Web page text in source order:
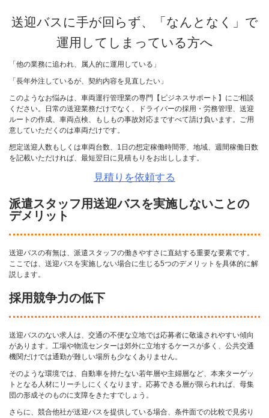
送迎バスに手が回らず、「なんとなく」で
運用してしまっている方へ
「他の業務に追われ、属人的に運用している」
「長年外注しているが、契約内容を見直したい」
このようなお悩みは、車両運行管理業の専門【ビジネスサポート】にご相談
ください。日常の送迎業務だけでなく、ドライバーの採用・労務管理、送迎
ルートの作成、車両点検、もしもの事故対応まですべて請け負います。ご用
意していただくのは車両だけです。
想定送迎人数もしくは車両台数、1日の想定稼働時間帯、地域、週間稼働日数
を記載いただければ、最短翌日に見積もりをお出しします。
見積りを依頼する
派遣スタッフ用送迎バスを実施しないことの
デメリット
送迎バスの有無は、派遣スタッフの働きやすさに直結する重要な要素です。
ここでは、送迎バスを実施しない場合に生じる5つのデメリットを具体的に解
説します。
採用競争力の低下
送迎バスのない求人は、交通の不便な立地では応募者に敬遠されやすい傾向
があります。工場や物流センターは郊外に立地するケースが多く、公共交通
機関だけでは通勤が難しい場所も少なくありません。
そのような環境では、自動車を持たない若年層や主婦層など、本来ターゲッ
トとなる人材にリーチしにくくなります。応募できる層が限られれば、母集
団の形成そのものに支障をきたすでしょう。
さらに、競合他社が送迎バスを提供している場合、条件面での比較で見劣り